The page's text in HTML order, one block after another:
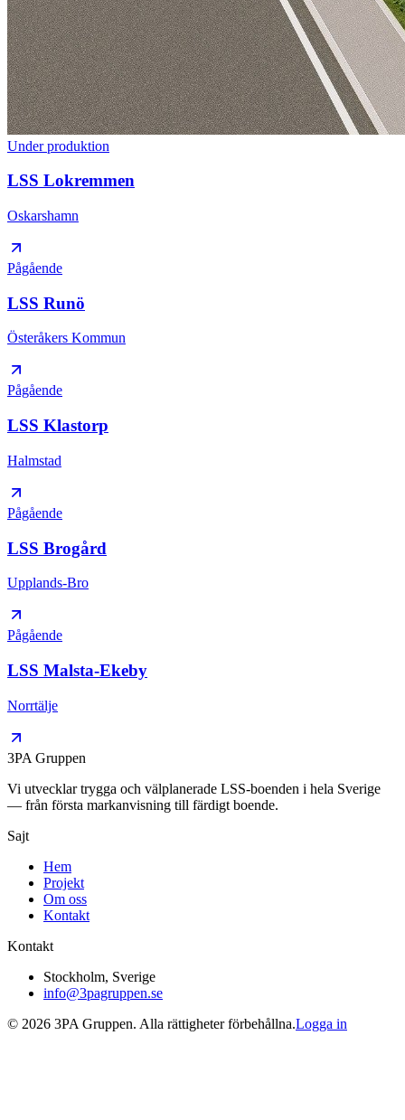
Under produktion
LSS Lokremmen
Oskarshamn
Pågående
LSS Runö
Österåkers Kommun
Pågående
LSS Klastorp
Halmstad
Pågående
LSS Brogård
Upplands-Bro
Pågående
LSS Malsta-Ekeby
Norrtälje
3PA Gruppen
Vi utvecklar trygga och välplanerade LSS-boenden i hela Sverige
— från första markanvisning till färdigt boende.
Sajt
Hem
Projekt
Om oss
Kontakt
Kontakt
Stockholm, Sverige
info@3pagruppen.se
© 2026 3PA Gruppen. Alla rättigheter förbehållna.Logga in